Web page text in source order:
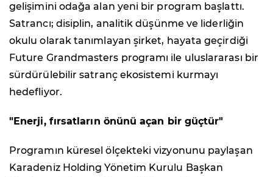
gelişimini odağa alan yeni bir program başlattı.
Satrancı; disiplin, analitik düşünme ve liderliğin
okulu olarak tanımlayan şirket, hayata geçirdiği
Future Grandmasters programı ile uluslararası bir
sürdürülebilir satranç ekosistemi kurmayı
hedefliyor.
"Enerji, fırsatların önünü açan bir güçtür"
Programın küresel ölçekteki vizyonunu paylaşan
Karadeniz Holding Yönetim Kurulu Başkan